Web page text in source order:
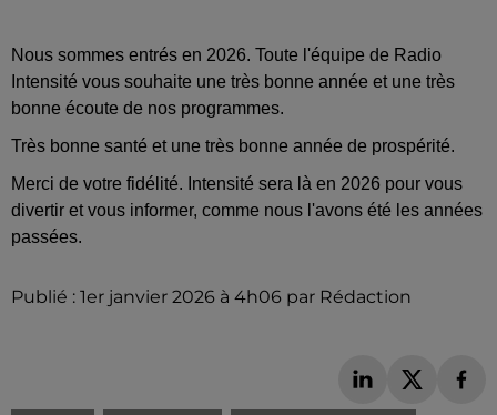
Nous sommes entrés en 2026. Toute l'équipe de Radio
Intensité vous souhaite une très bonne année et une très
bonne écoute de nos programmes.
Très bonne santé et une très bonne année de prospérité.
Merci de votre fidélité. Intensité sera là en 2026 pour vous
divertir et vous informer, comme nous l'avons été les années
passées.
Publié : 1er janvier 2026 à 4h06 par Rédaction